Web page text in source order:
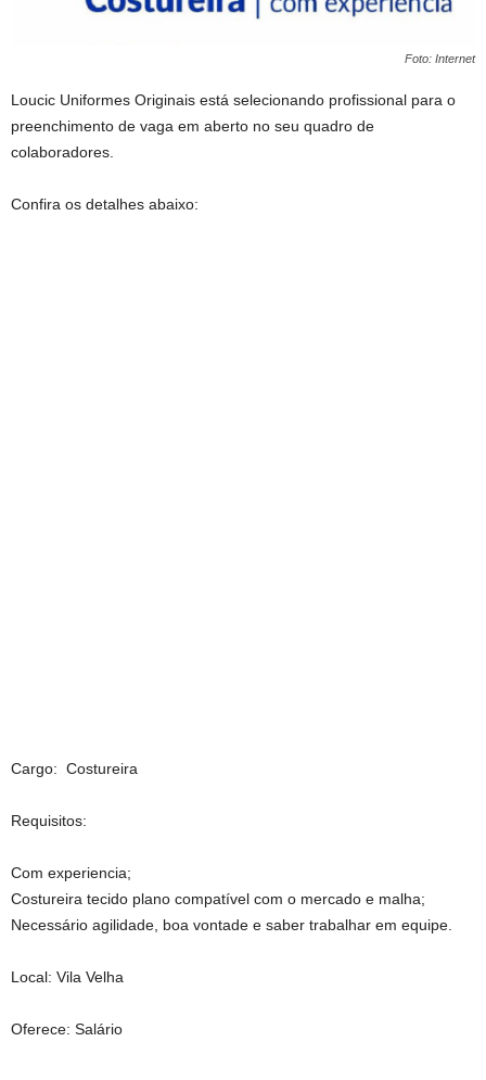
Foto: Internet
Loucic Uniformes Originais está selecionando profissional para o
preenchimento de vaga em aberto no seu quadro de
colaboradores.
Confira os detalhes abaixo:
Cargo: Costureira
Requisitos:
Com experiencia;
Costureira tecido plano compatível com o mercado e malha;
Necessário agilidade, boa vontade e saber trabalhar em equipe.
Local: Vila Velha
Oferece: Salário